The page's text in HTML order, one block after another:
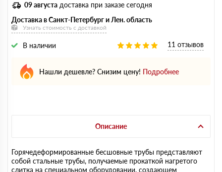
09 августа доставка при заказе сегодня
Доставка в Санкт-Петербург и Лен. область
Узнать стоимость с доставкой
В наличии 11 отзывов
Нашли дешевле? Снизим цену! Подробнее
Описание
Горячедеформированные бесшовные трубы представляют
собой стальные трубы, получаемые прокаткой нагретого
слитка на специальном оборудовании, создающем